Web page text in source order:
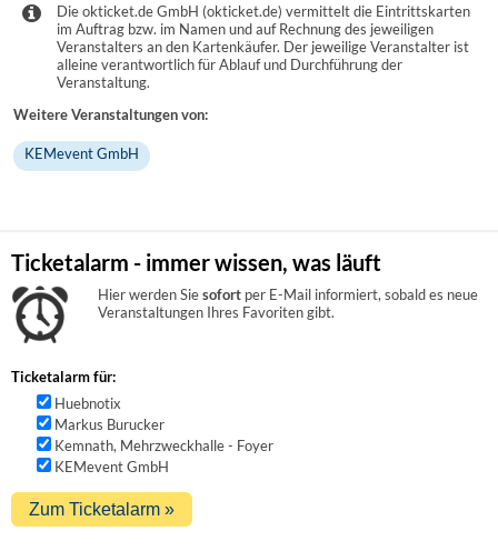
Die okticket.de GmbH (okticket.de) vermittelt die Eintrittskarten
im Auftrag bzw. im Namen und auf Rechnung des jeweiligen
Veranstalters an den Kartenkäufer. Der jeweilige Veranstalter ist
alleine verantwortlich für Ablauf und Durchführung der
Veranstaltung.
Weitere Veranstaltungen von:
KEMevent GmbH
Ticketalarm - immer wissen, was läuft
Hier werden Siesofort per E-Mail informiert, sobald es neue
Veranstaltungen Ihres Favoriten gibt.
Ticketalarm für:
Huebnotix
Markus Burucker
Kemnath, Mehrzweckhalle - Foyer
KEMevent GmbH